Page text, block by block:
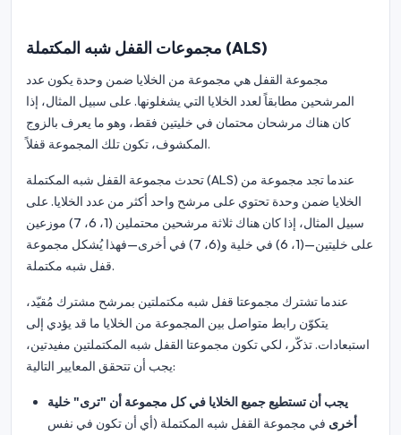
مجموعات القفل شبه المكتملة (ALS)
مجموعة القفل هي مجموعة من الخلايا ضمن وحدة يكون عدد
المرشحين مطابقاً لعدد الخلايا التي يشغلونها. على سبيل المثال، إذا
كان هناك مرشحان محتمان في خليتين فقط، وهو ما يعرف بالزوج
المكشوف، تكون تلك المجموعة قفلاً.
تحدث مجموعة القفل شبه المكتملة (ALS) عندما تجد مجموعة من
الخلايا ضمن وحدة تحتوي على مرشح واحد أكثر من عدد الخلايا. على
سبيل المثال، إذا كان هناك ثلاثة مرشحين محتملين (1، 6، 7) موزعين
على خليتين—(1، 6) في خلية و(6، 7) في أخرى—فهذا يُشكل مجموعة
قفل شبه مكتملة.
عندما تشترك مجموعتا قفل شبه مكتملتين بمرشح مشترك مُقيّد،
يتكوّن رابط متواصل بين المجموعة من الخلايا ما قد يؤدي إلى
استبعادات. تذكّر، لكي تكون مجموعتا القفل شبه المكتملتين مفيدتين،
يجب أن تتحقق المعايير التالية:
يجب أن تستطيع جميع الخلايا في كل مجموعة أن "ترى" خلية
أخرى في مجموعة القفل شبه المكتملة (أي أن تكون في نفس